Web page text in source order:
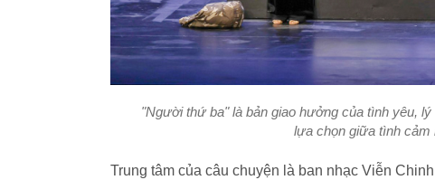
"Người thứ ba" là bản giao hưởng của tình yêu,
lựa chọn giữa tình cảm
Trung tâm của câu chuyện là ban nhạc Viễn